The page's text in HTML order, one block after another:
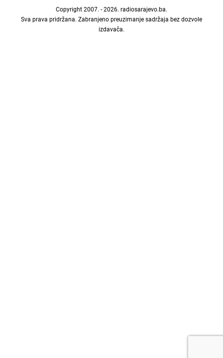
Copyright 2007. - 2026. radiosarajevo.ba.
Sva prava pridržana. Zabranjeno preuzimanje sadržaja bez dozvole
izdavača.